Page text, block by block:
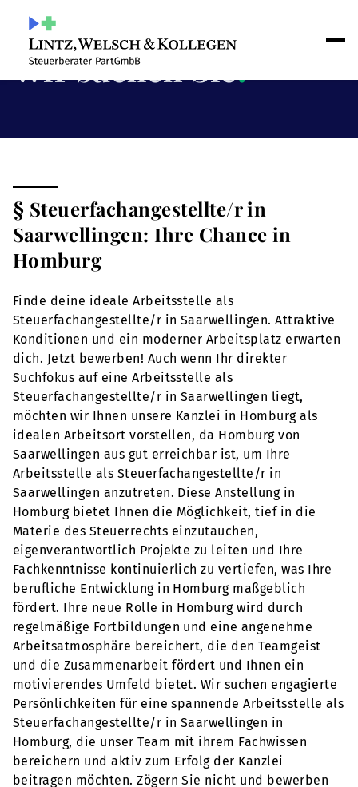
Wir suchen Sie!
§ Steuerfachangestellte/r in
Saarwellingen: Ihre Chance in
Homburg
Finde deine ideale Arbeitsstelle als
Steuerfachangestellte/r in Saarwellingen. Attraktive
Konditionen und ein moderner Arbeitsplatz erwarten
dich. Jetzt bewerben! Auch wenn Ihr direkter
Suchfokus auf eine Arbeitsstelle als
Steuerfachangestellte/r in Saarwellingen liegt,
möchten wir Ihnen unsere Kanzlei in Homburg als
idealen Arbeitsort vorstellen, da Homburg von
Saarwellingen aus gut erreichbar ist, um Ihre
Arbeitsstelle als Steuerfachangestellte/r in
Saarwellingen anzutreten. Diese Anstellung in
Homburg bietet Ihnen die Möglichkeit, tief in die
Materie des Steuerrechts einzutauchen,
eigenverantwortlich Projekte zu leiten und Ihre
Fachkenntnisse kontinuierlich zu vertiefen, was Ihre
berufliche Entwicklung in Homburg maßgeblich
fördert. Ihre neue Rolle in Homburg wird durch
regelmäßige Fortbildungen und eine angenehme
Arbeitsatmosphäre bereichert, die den Teamgeist
und die Zusammenarbeit fördert und Ihnen ein
motivierendes Umfeld bietet. Wir suchen engagierte
Persönlichkeiten für eine spannende Arbeitsstelle als
Steuerfachangestellte/r in Saarwellingen in
Homburg, die unser Team mit ihrem Fachwissen
bereichern und aktiv zum Erfolg der Kanzlei
beitragen möchten. Zögern Sie nicht und bewerben